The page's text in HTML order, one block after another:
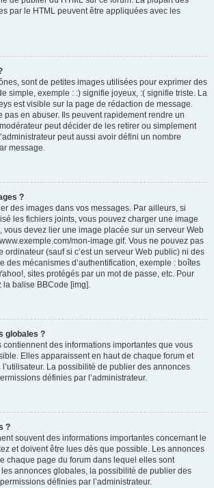
par le HTML peuvent être appliquées avec les
sont de petites images utilisées pour exprimer des
simple, exemple : :) signifie joyeux, :( signifie triste. La
est visible sur la page de rédaction de message.
pas en abuser. Ils peuvent rapidement rendre un
peut décider de les retirer ou simplement
peut aussi avoir défini un nombre
message.
?
des images dans vos messages. Par ailleurs, si
les fichiers joints, vous pouvez charger une image
vous devez lier une image placée sur un serveur Web
mon-image.gif. Vous ne pouvez pas
ordinateur (sauf si c’est un serveur Web public) ni des
des mécanismes d’authentification, exemple : boîtes
sites protégés par un mot de passe, etc. Pour
la balise BBCode [img].
globales ?
contiennent des informations importantes que vous
Elles apparaissent en haut de chaque forum et
La possibilité de publier des annonces
définies par l’administrateur.
?
souvent des informations importantes concernant le
et doivent être lues dès que possible. Les annonces
chaque page du forum dans lequel elles sont
annonces globales, la possibilité de publier des
définies par l’administrateur.